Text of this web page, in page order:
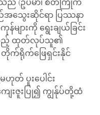
သည် (ဥပမာ၊ စိတ်ကြိုက်
သွေးဆိုင်ရာ ပြဿနာ
များကို ရွေးချယ်ခြင်း
သည့် ထုတ်လုပ်သူ၏
တိုက်ရိုက်ဖြေရှင်းနိုင်
တ် ပူးပေါင်း
ေးဇူးပြု၍ ကျွန်ုပ်တို့ထံ